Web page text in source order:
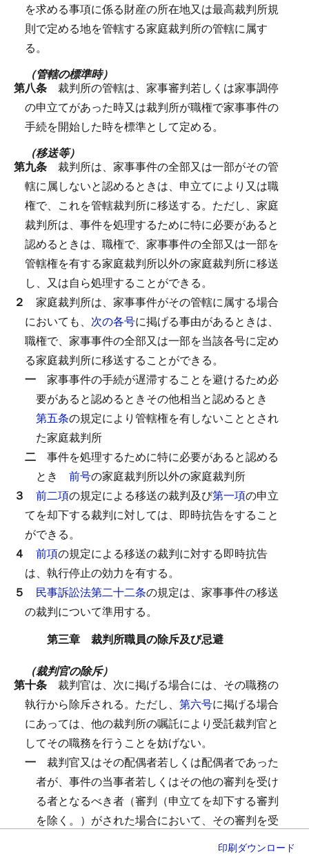
を求める事項に係る財産の所在地又は最高裁判所規
則で定める地を管轄する家庭裁判所の管轄に属す
る。
（管轄の標準時）
第八条 裁判所の管轄は、家事審判若しくは家事調停
の申立てがあった時又は裁判所が職権で家事事件の
手続を開始した時を標準として定める。
（移送等）
第九条 裁判所は、家事事件の全部又は一部がその管
轄に属しないと認めるときは、申立てにより又は職
権で、これを管轄裁判所に移送する。 ただし、家庭
裁判所は、事件を処理するために特に必要があると
認めるときは、職権で、家事事件の全部又は一部を
管轄権を有する家庭裁判所以外の家庭裁判所に移送
し、又は自ら処理することができる。
２ 家庭裁判所は、家事事件がその管轄に属する場合
においても、 次の各号に掲げる事由があるときは、
職権で、家事事件の全部又は一部を当該各号に定め
る家庭裁判所に移送することができる。
一 家事事件の手続が遅滞することを避けるため必
要があると認めるときその他相当と認めるとき
第五条の規定により管轄権を有しないこととされ
た家庭裁判所
二 事件を処理するために特に必要があると認める
とき
前号の家庭裁判所以外の家庭裁判所
３ 前二項の規定による移送の裁判及び第一項の申立
てを却下する裁判に対しては、即時抗告をすること
ができる。
４ 前項の規定による移送の裁判に対する即時抗告
は、執行停止の効力を有する。
５ 民事訴訟法第二十二条の規定は、家事事件の移送
の裁判について準用する。
第三章 裁判所職員の除斥及び忌避
（裁判官の除斥）
第十条 裁判官は、次に掲げる場合には、その職務の
執行から除斥される。 ただし、 第六号に掲げる場合
にあっては、他の裁判所の嘱託により受託裁判官と
してその職務を行うことを妨げない。
一 裁判官又はその配偶者若しくは配偶者であった
者が、事件の当事者若しくはその他の審判を受け
る者となるべき者（審判（申立てを却下する審判
を除く。）がされた場合において、その審判を受
ける者となる者をいう。以下同じ。）であると
印刷ダウンロード